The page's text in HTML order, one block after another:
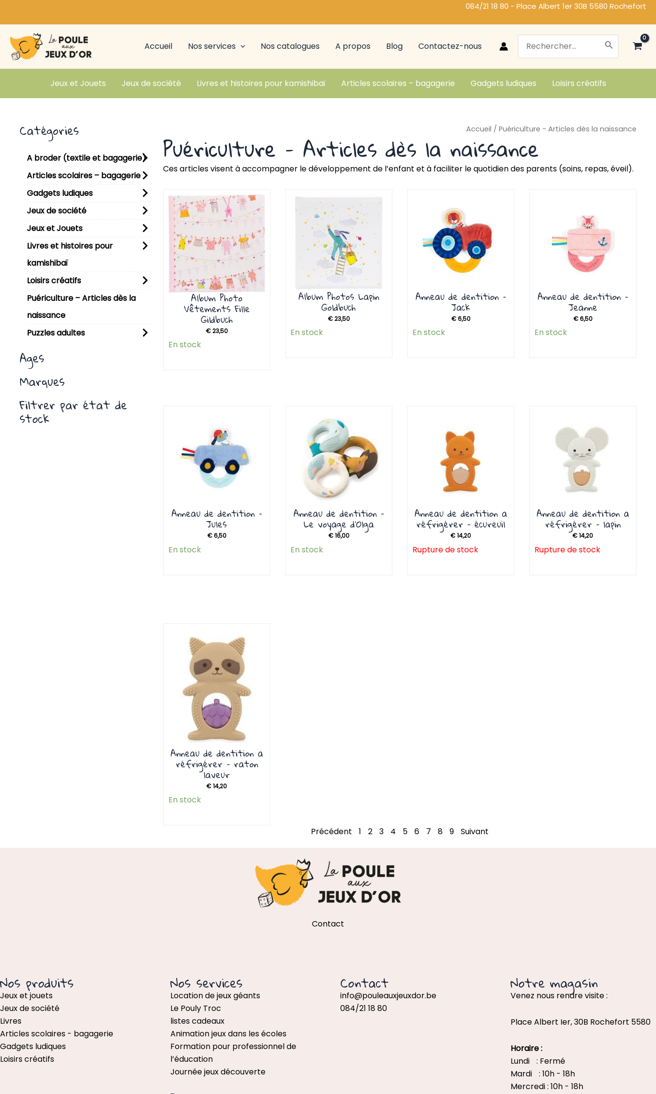
084/21 18 80 - Place Albert 1er 30B 5580 Rochefort
Accueil Nos services Nos catalogues A propos Blog Contactez-nous
Search
Jeux et Jouets Jeux de société Livres et histoires pour kamishibaï Articles scolaires – bagagerie Gadgets ludiques Loisirs créatifs
Catégories
A broder (textile et bagagerie)
Articles scolaires – bagagerie
Gadgets ludiques
Jeux de société
Jeux et Jouets
Livres et histoires pour
kamishibaï
Loisirs créatifs
Puériculture – Articles dès la
naissance
Puzzles adultes
Ages
Marques
Filtrer par état de
stock
Accueil / Puériculture - Articles dès la naissance
Puériculture - Articles dès la naissance
Ces articles visent à accompagner le développement de l’enfant et à faciliter le quotidien des parents (soins, repas, éveil).
Album Photo
Vêtements Fille
Gildbuch
€23,50
En stock
Album Photos Lapin
Goldbuch
€23,50
En stock
Anneau de dentition –
Jack
€6,50
En stock
Anneau de dentition –
Jeanne
€6,50
En stock
Anneau de dentition –
Jules
€6,50
En stock
Anneau de dentition –
Le voyage d’Olga
€16,00
En stock
Anneau de dentition a
réfrigérer – écureuil
€14,20
Rupture de stock
Anneau de dentition a
réfrigérer – lapin
€14,20
Rupture de stock
Anneau de dentition a
réfrigérer – raton
laveur
€14,20
En stock
Précédent 1 2 3 4 5 6 7 8 9 Suivant
Contact
Nos produits
Jeux et jouets
Jeux de société
Livres
Articles scolaires - bagagerie
Gadgets ludiques
Loisirs créatifs
Nos services
Location de jeux géants
Le Pouly Troc
listes cadeaux
Animation jeux dans les écoles
Formation pour professionnel de
l’éducation
Journée jeux découverte
Contact
info@pouleauxjeuxdor.be
084/21 18 80
Notre magasin
Venez nous rendre visite :
Place Albert Ier, 30B Rochefort 5580
Horaire :
Lundi : Fermé
Mardi : 10h - 18h
Mercredi : 10h - 18h